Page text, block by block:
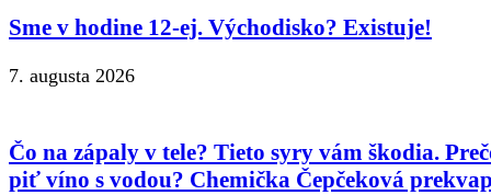
Sme v hodine 12-ej. Východisko? Existuje!
7. augusta 2026
Čo na zápaly v tele? Tieto syry vám škodia.
piť víno s vodou? Chemička Čepčeková